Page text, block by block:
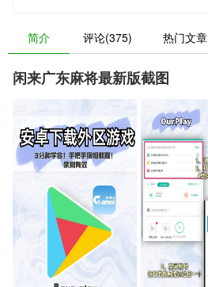
简介 评论(375) 热门文章
闲来广东麻将最新版截图